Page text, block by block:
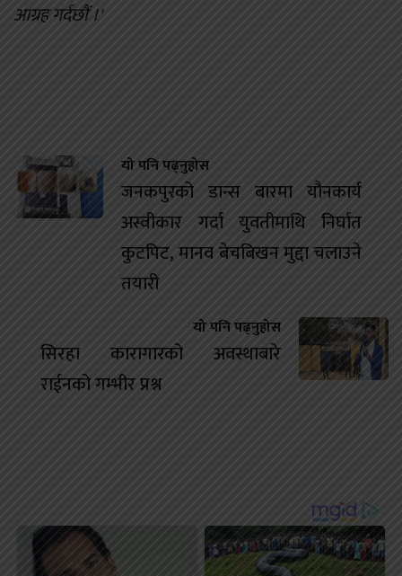
आग्रह गर्दछौं ।'
यो पनि पढ्नुहोस
जनकपुरको डान्स बारमा यौनकार्य
अस्वीकार गर्दा युवतीमाथि निर्घात
कुटपिट, मानव बेचबिखन मुद्दा चलाउने
तयारी
यो पनि पढ्नुहोस
सिरहा कारागारको अवस्थाबारे
राईनको गम्भीर प्रश्न